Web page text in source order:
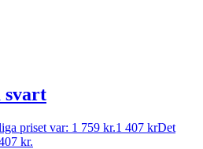
svart
priset var: 1 759 kr.1 407 krDet
kr.